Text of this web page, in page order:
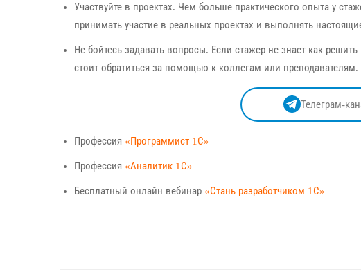
Участвуйте в проектах. Чем больше практического опыта у
принимать участие в реальных проектах и выполнять
Не бойтесь задавать вопросы. Если стажер не знает как
стоит обратиться за помощью к коллегам или преподавателям.
Телеграм-
Профессия «Программист 1С»
Профессия «Аналитик 1С»
Бесплатный онлайн вебинар «Стань разработчиком 1С»